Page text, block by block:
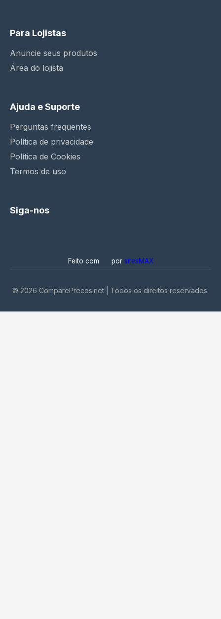
Para Lojistas
Anuncie seus produtos
Área do lojista
Ajuda e Suporte
Perguntas frequentes
Política de privacidade
Política de Cookies
Termos de uso
Siga-nos
Feito com por sitesMAX
© 2026 ComparePrecos.net | Todos os direitos reservados.